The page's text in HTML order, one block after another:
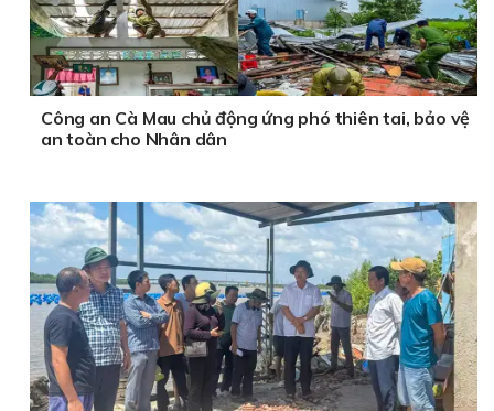
Công an Cà Mau chủ động ứng phó thiên tai, bảo vệ
an toàn cho Nhân dân